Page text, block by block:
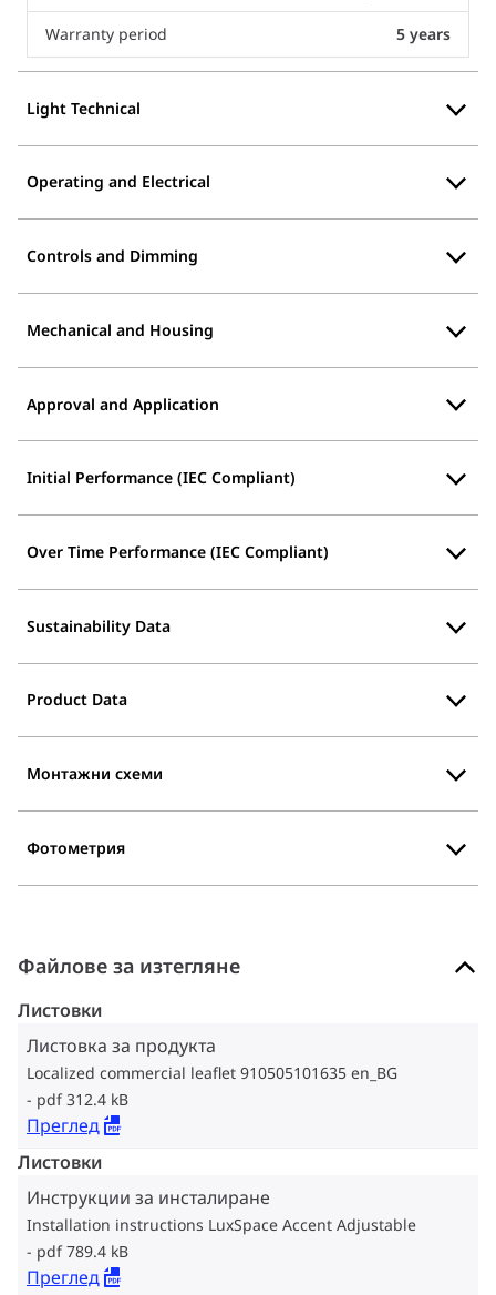
Warranty period 5 years
Light Technical
Operating and Electrical
Controls and Dimming
Mechanical and Housing
Approval and Application
Initial Performance (IEC Compliant)
Over Time Performance (IEC Compliant)
Sustainability Data
Product Data
Монтажни схеми
Фотометрия
Файлове за изтегляне
Листовки
Листовка за продукта
Localized commercial leaflet 910505101635 en_BG
pdf 312.4 kB
Преглед
Листовки
Инструкции за инсталиране
Installation instructions LuxSpace Accent Adjustable
pdf 789.4 kB
Преглед